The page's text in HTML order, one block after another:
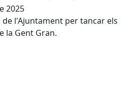
2025
de l'Ajuntament per tancar els
la Gent Gran.